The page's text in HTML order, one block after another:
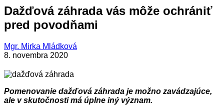
Dažďová záhrada vás môže ochrániť
pred povodňami
Mgr. Mirka Mládková
8. novembra 2020
Pomenovanie dažďová záhrada je možno zavádzajúce,
ale v skutočnosti má úplne iný význam.